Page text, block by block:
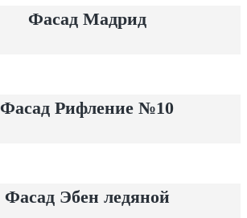
Фасад Мадрид
Фасад Рифление №10
Фасад Эбен ледяной